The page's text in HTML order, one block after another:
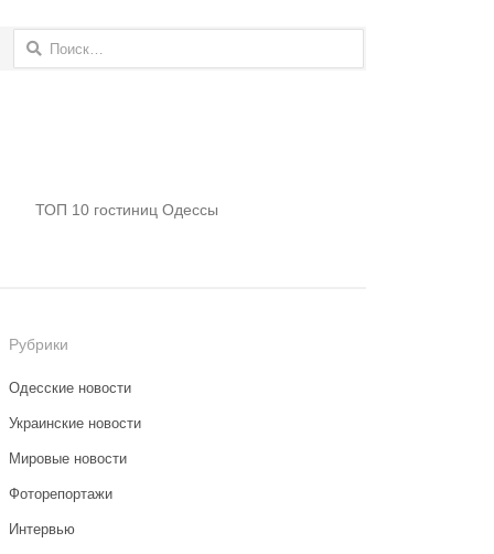
Найти:
ТОП 10 гостиниц Одессы
Рубрики
Одесские новости
Украинские новости
Мировые новости
Фоторепортажи
Интервью